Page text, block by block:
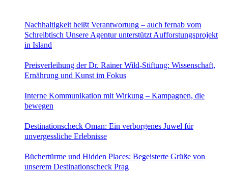
Nachhaltigkeit heißt Verantwortung – auch fernab vom
Schreibtisch Unsere Agentur unterstützt Aufforstungsprojekt
in Island
Preisverleihung der Dr. Rainer Wild-Stiftung: Wissenschaft,
Ernährung und Kunst im Fokus
Interne Kommunikation mit Wirkung – Kampagnen, die
bewegen
Destinationscheck Oman: Ein verborgenes Juwel für
unvergessliche Erlebnisse
Büchertürme und Hidden Places: Begeisterte Grüße von
unserem Destinationscheck Prag